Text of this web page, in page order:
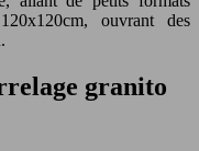
ouvrant des
granito